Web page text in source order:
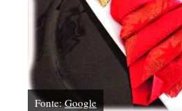
Fonte:Google